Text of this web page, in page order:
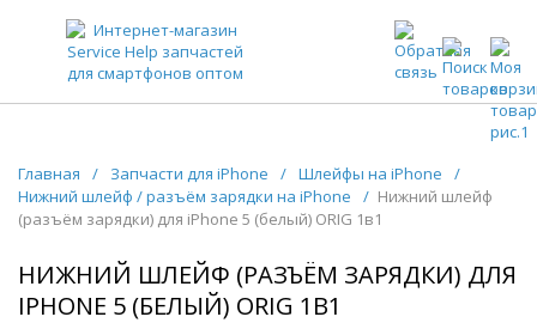
ЗАПЧАСТИ ДЛЯ ТЕЛЕФОНОВ ОПТОМ
Главная / Запчасти для iPhone / Шлейфы на iPhone
/
Нижний шлейф / разъём зарядки на iPhone
/ Нижний шлейф
(разъём зарядки) для iPhone 5 (белый) ORIG 1в1
НИЖНИЙ ШЛЕЙФ (РАЗЪЁМ ЗАРЯДКИ) ДЛЯ
IPHONE 5 (БЕЛЫЙ) ORIG 1В1